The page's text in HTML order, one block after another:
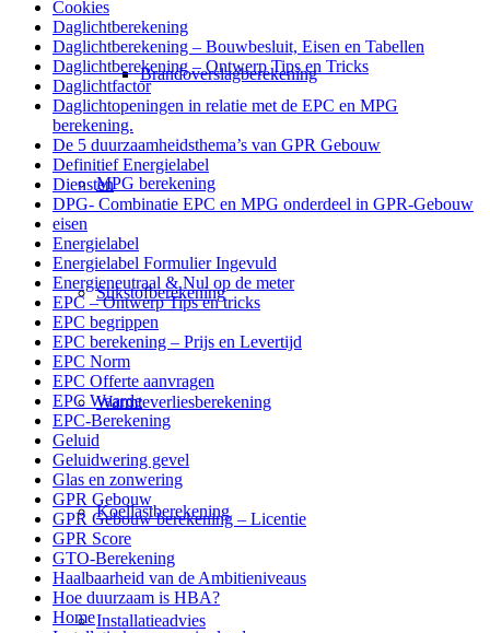
Brandoverslagberekening
MPG berekening
Stikstofberekening
Warmteverliesberekening
Koellastberekening
Installatieadvies
Cookies
Daglichtberekening
Daglichtberekening – Bouwbesluit, Eisen en Tabellen
Daglichtberekening – Ontwerp Tips en Tricks
Daglichtfactor
Daglichtopeningen in relatie met de EPC en MPG
berekening.
De 5 duurzaamheidsthema’s van GPR Gebouw
Definitief Energielabel
Diensten
DPG- Combinatie EPC en MPG onderdeel in GPR-Gebouw
eisen
Energielabel
Energielabel Formulier Ingevuld
Energieneutraal & Nul op de meter
EPC – Ontwerp Tips en tricks
EPC begrippen
EPC berekening – Prijs en Levertijd
EPC Norm
EPC Offerte aanvragen
EPC Waarde
EPC-Berekening
Geluid
Geluidwering gevel
Glas en zonwering
GPR Gebouw
GPR Gebouw berekening – Licentie
GPR Score
GTO-Berekening
Haalbaarheid van de Ambitieniveaus
Hoe duurzaam is HBA?
Home